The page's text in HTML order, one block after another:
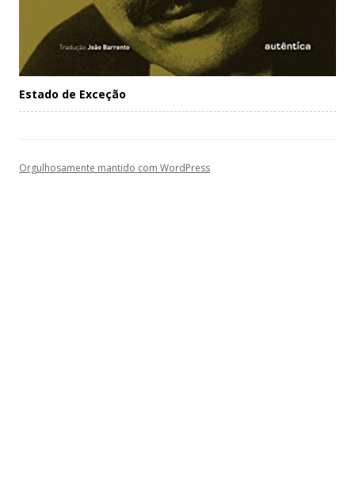
Estado de Exceção
Orgulhosamente mantido com WordPress